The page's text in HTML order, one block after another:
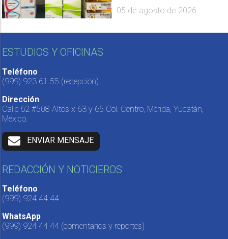
05 de agosto de 2026
ESTUDIOS Y OFICINAS
Teléfono
(999) 923 61 55 (recepción)
Dirección
Calle 62 #508 Altos x 63 y 65 Col. Centro, Mérida, Yucatán,
México.
ENVIAR MENSAJE
REDACCIÓN Y NOTICIEROS
Teléfono
(999) 924 44 44
WhatsApp
(999) 924 44 44 (comentarios y reportes)